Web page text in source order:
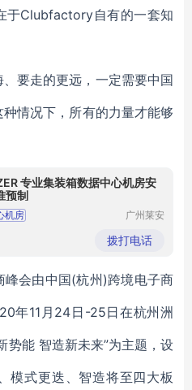
于Clubfactory自有的一套知
要走的更远，一定需要中国
情况下，所有的力量才能够
专业集装箱数据中心机房安
预制
机房
中心机房尺寸
广州莱安
统开发有
限公司
拨打电话
会由中国(杭州)跨境电子商
年11月24日-25日在杭州洲
势能 智造新未来”为主题，设
模式更迭、智造将至四大板